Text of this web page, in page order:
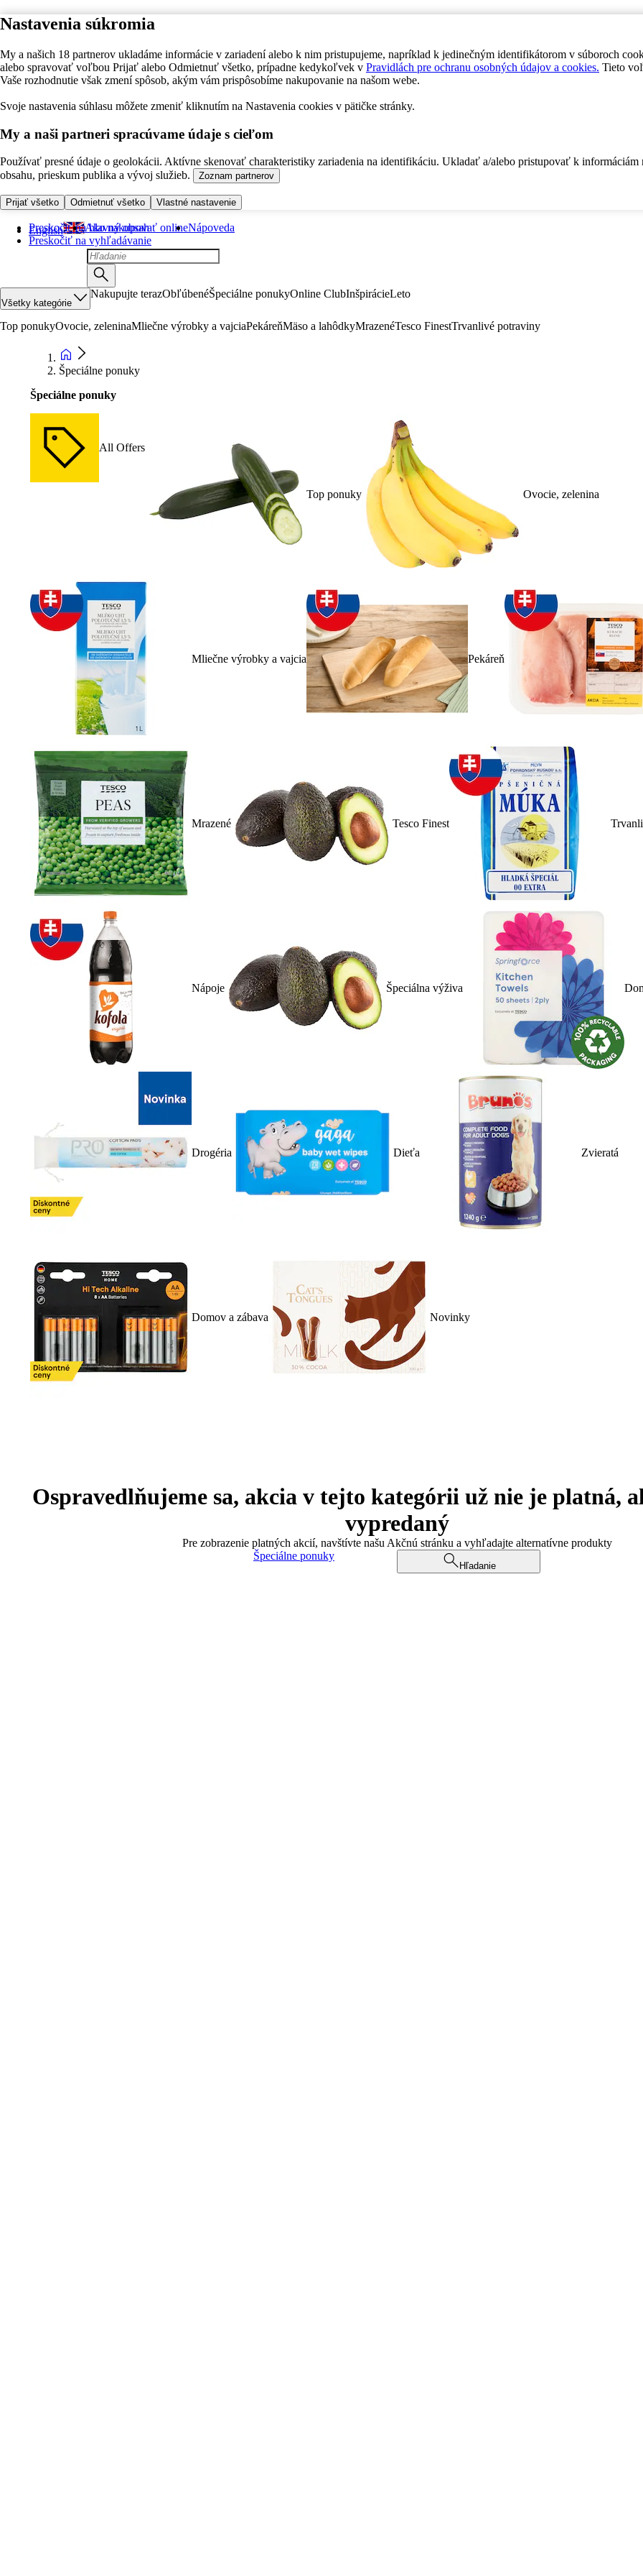
Nastavenia súkromia
My a našich 18 partnerov ukladáme informácie v zariadení alebo k nim pristupujeme, napríklad k jedinečným identifikátorom v súboroch
alebo spravovať voľbou Prijať alebo Odmietnuť všetko, prípadne kedykoľvek v Pravidlách pre ochranu osobných údajov a cookies. Tieto
Vaše rozhodnutie však zmení spôsob, akým vám prispôsobíme nakupovanie na našom webe.
Svoje nastavenia súhlasu môžete zmeniť kliknutím na Nastavenia cookies v pätičke stránky.
My a naši partneri spracúvame údaje s cieľom
Používať presné údaje o geolokácii. Aktívne skenovať charakteristiky zariadenia na identifikáciu. Ukladať a/alebo pristupovať k informáciám
obsahu, prieskum publika a vývoj služieb.
Zoznam partnerov
Prijať všetko Odmietnuť všetko Vlastné nastavenie
Preskočiť na hlavný obsah
Preskočiť na vyhľadávanie
English Ako nakupovať onlineNápoveda
Všetky kategórie
Nakupujte terazObľúbenéŠpeciálne ponukyOnline ClubInšpirácieLeto
Top ponukyOvocie, zeleninaMliečne výrobky a vajciaPekáreňMäso a lahôdkyMrazenéTesco FinestTrvanlivé potraviny
Špeciálne ponuky
Špeciálne ponuky
All Offers
Top ponuky Ovocie, zelenina
Mliečne výrobky a vajcia Pekáreň
Mrazené Tesco Finest
Nápoje Špeciálna výživa
Drogéria Dieťa Zvieratá
Domov a zábava Novinky
Ospravedlňujeme sa, akcia v tejto kategórii už nie je platná,
vypredaný
Pre zobrazenie platných akcií, navštívte našu Akčnú stránku a vyhľadajte alternatívne produkty
Špeciálne ponuky
Hľadanie